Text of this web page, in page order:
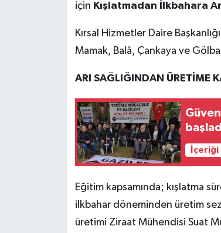
için Kışlatmadan İlkbahara
Kırsal Hizmetler Daire
Mamak, Balâ, Çankaya ve
ARI SAĞLIĞINDAN ÜRETİME
Eğitim kapsamında; kışlatma
ilkbahar döneminden üretim
üretimi Ziraat Mühendisi Suat